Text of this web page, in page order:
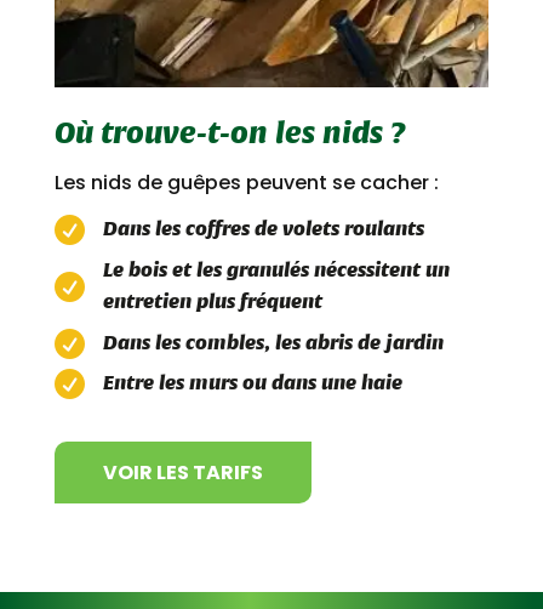
Où trouve-t-on les nids ?
Les nids de guêpes peuvent se cacher :
 Dans les coffres de volets roulants

Le bois et les granulés nécessitent un
entretien plus fréquent
 Dans les combles, les abris de jardin
 Entre les murs ou dans une haie
VOIR LES TARIFS